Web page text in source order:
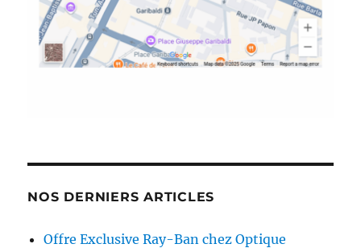
NOS DERNIERS ARTICLES
Offre Exclusive Ray-Ban chez Optique